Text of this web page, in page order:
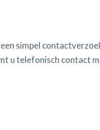
simpel
u telefonisch contact